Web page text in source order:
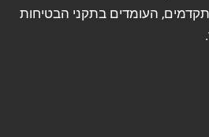
העומדים בתקני הבטיחות